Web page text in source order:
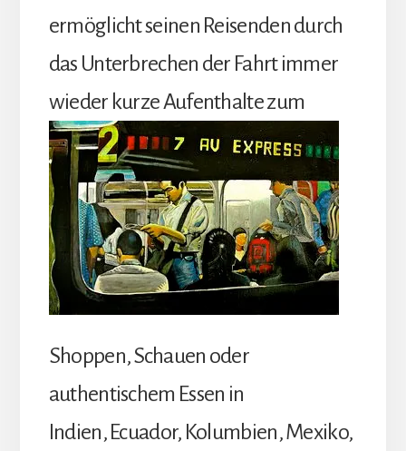
ermöglicht seinen Reisenden durch
das Unterbrechen der Fahrt immer
wieder kurze Aufenthalte zum
Shoppen, Schauen oder
authentischem Essen in
Indien, Ecuador, Kolumbien, Mexiko,